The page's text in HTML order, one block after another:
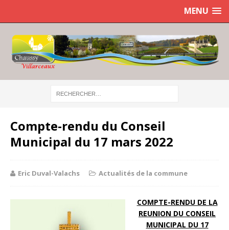
MENU
Compte-rendu du Conseil
Municipal du 17 mars 2022
Eric Duval-Valachs Actualités de la commune
COMPTE-RENDU DE LA
REUNION DU CONSEIL
MUNICIPAL DU 17